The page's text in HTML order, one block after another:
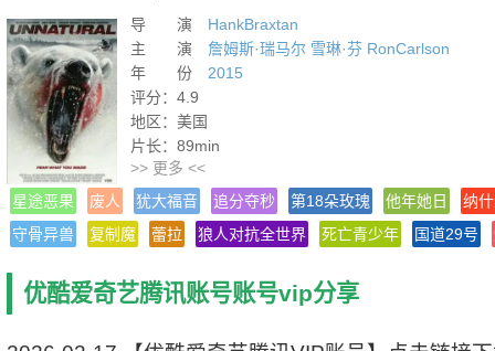
导 演 HankBraxtan
主 演 詹姆斯·瑞马尔 雪琳·芬 RonCarlson
年 份 2015
评分：4.9
地区：美国
片长：89min
导演：Hank Braxtan
热度：13831℃
类型：动作/惊悚/恐怖
语言：英语
主演： 詹姆斯·瑞马尔/雪琳·芬/Ron Carlson
更新：2021-09-02
>> 更多 <<
星途恶果
废人 犹大福音 追分夺秒 第18朵玫瑰 他年她日
纳
守骨异兽
复制魔 蕾拉 狼人对抗全世界 死亡青少年 国道29号
优酷爱奇艺腾讯账号账号vip分享